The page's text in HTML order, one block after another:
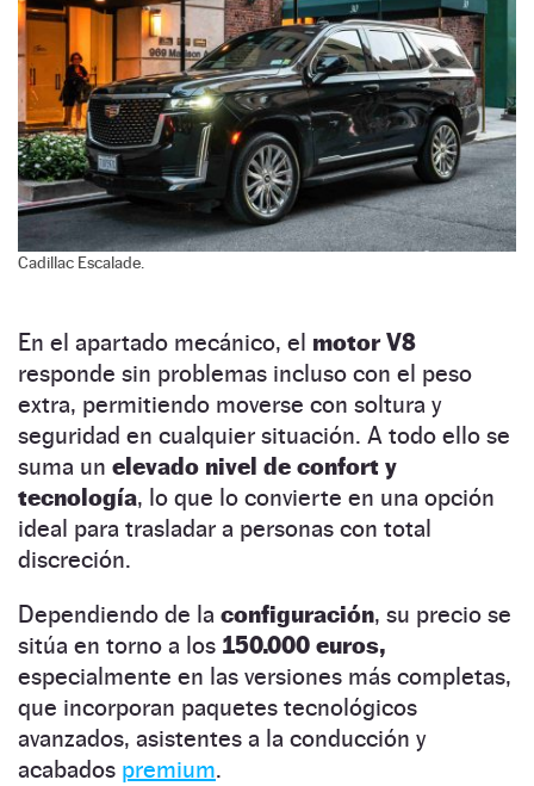
Cadillac Escalade.
En el apartado mecánico, el motor V8
responde sin problemas incluso con el peso
extra, permitiendo moverse con soltura y
seguridad en cualquier situación. A todo ello se
suma un elevado nivel de confort y
tecnología, lo que lo convierte en una opción
ideal para trasladar a personas con total
discreción.
Dependiendo de la configuración, su precio se
sitúa en torno a los 150.000 euros,
especialmente en las versiones más completas,
que incorporan paquetes tecnológicos
avanzados, asistentes a la conducción y
acabados premium.